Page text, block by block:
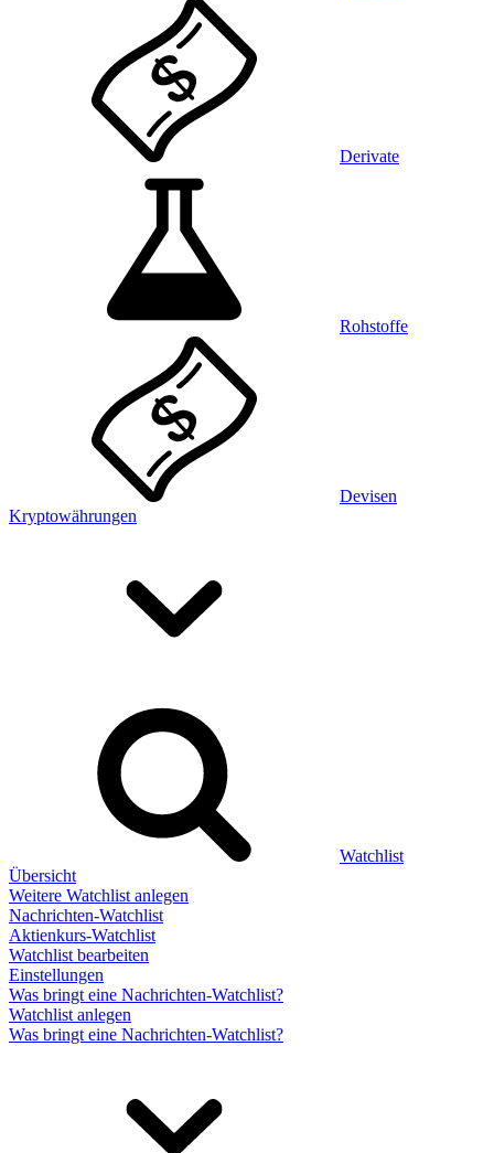
Derivate
Rohstoffe
Devisen
Kryptowährungen
Watchlist
Übersicht
Weitere Watchlist anlegen
Nachrichten-Watchlist
Aktienkurs-Watchlist
Watchlist bearbeiten
Einstellungen
Was bringt eine Nachrichten-Watchlist?
Watchlist anlegen
Was bringt eine Nachrichten-Watchlist?